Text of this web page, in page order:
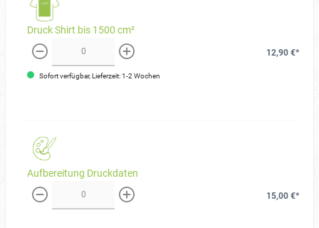
Druck Shirt bis 1500 cm²
weniger mehr
12,90 €*
Sofort verfügbar, Lieferzeit: 1-2 Wochen
Aufbereitung Druckdaten
weniger mehr
15,00 €*